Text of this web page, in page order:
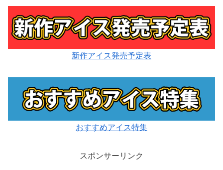
新作アイス発売予定表
おすすめアイス特集
スポンサーリンク